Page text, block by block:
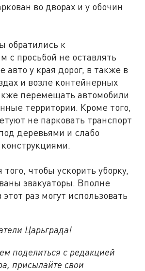
во дворах и у обочин
обратились к
с просьбой не оставлять
авто у края дорог, в также в
и возле контейнерных
перемещать автомобили
территории. Кроме того,
не парковать транспорт
деревьями и слабо
чтобы ускорить уборку,
эвакуаторы. Вполне
раз могут использовать
Царьграда!
поделиться с редакцией
присылайте свои